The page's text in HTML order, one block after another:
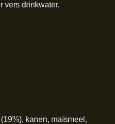
vers drinkwater.
kanen, maïsmeel,